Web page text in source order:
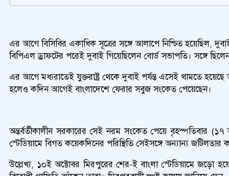
এর আগে বিসিবির একাধিক সূত্রের সঙ্গে আলাপে নিশ্চিত হয়েছিল,
বিপিএল ড্রাফটের পরেই দুবাই গিয়েছিলেন বোর্ড সভাপতি। সঙ্গে
এর আগে মধ্যরাতেই যুক্তরাষ্ট্র থেকে দুবাই পর্যন্ত এসেই থামতে
হলেও কদিন আগেই বাংলাদেশে ফেরার সবুজ সংকেত পেয়েছেন।
অন্তর্বর্তীকালীন সরকারের সেই নরম সংকেত পেয়ে বৃহস্পতিবার
স্টেডিয়ামে বিগত কয়েকদিনের পরিস্থিতি সেইসঙ্গে অন্যান্য
উল্লেখ্য, ১০ই অক্টোবর মিরপুরের শের-ই বাংলা স্টেডিয়ামে জড়ো